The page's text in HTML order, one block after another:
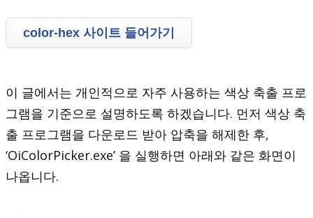
color-hex 사이트 들어가기
이 글에서는 개인적으로 자주 사용하는 색상 축출 프로
그램을 기준으로 설명하도록 하겠습니다. 먼저 색상 축
출 프로그램을 다운로드 받아 압축을 해제한 후,
‘OiColorPicker.exe’ 을 실행하면 아래와 같은 화면이
나옵니다.